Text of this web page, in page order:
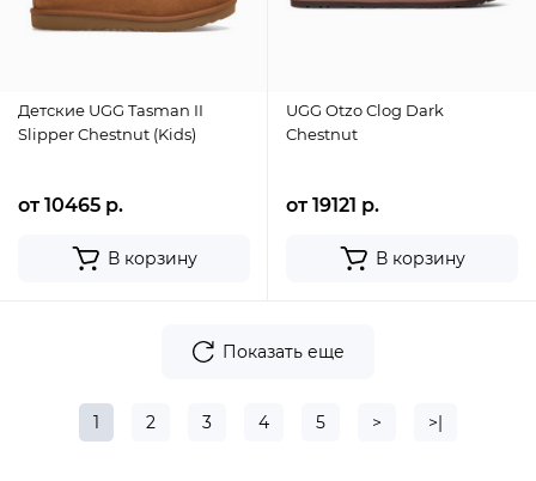
Детские UGG Tasman II
Slipper Chestnut (Kids)
от 10465 р.
В корзину
UGG Otzo Clog Dark
Chestnut
от 19121 р.
В корзину
Показать еще
1 2 3 4 5 > >|